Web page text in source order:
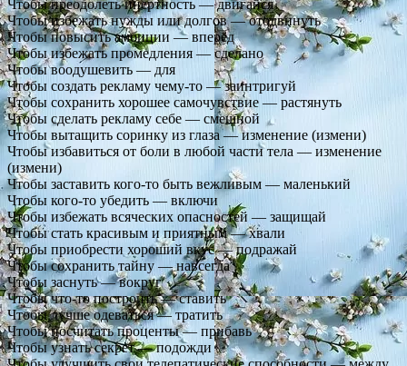
Чтобы преодолеть инертность — двигайся
Чтобы избежать нужды или долгов — отодвинуть
Чтобы повысить амбиции — вперёд
Чтобы избежать промедления — сделано
Чтобы воодушевить — для
Чтобы создать рекламу чему-то — заинтригуй
Чтобы сохранить хорошее самочувствие — растянуть
Чтобы сделать рекламу себе — смешной
Чтобы вытащить соринку из глаза — изменение (измени)
Чтобы избавиться от боли в любой части тела — изменение
(измени)
Чтобы заставить кого-то быть вежливым — маленький
Чтобы кого-то убедить — включи
Чтобы избежать всяческих опасностей — защищай
Чтобы стать красивым и приятным — хвали
Чтобы приобрести хороший вкус — подражай
Чтобы сохранить тайну — навсегда
Чтобы заснуть — вокруг
Чтобы что-то построить — ставить
Чтобы лучше одеваться — тратить
Чтобы посчитать проценты — прибавь
Чтобы узнать секрет — подожди